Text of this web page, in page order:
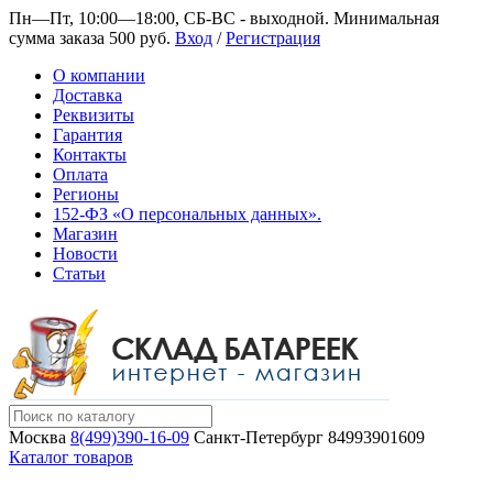
Пн—Пт, 10:00—18:00, СБ-ВС - выходной. Минимальная
сумма заказа 500 руб. Вход /Регистрация
О компании
Доставка
Реквизиты
Гарантия
Контакты
Оплата
Регионы
152-ФЗ «О персональных данных».
Магазин
Новости
Статьи
Москва 8(499)390-16-09 Санкт-Петербург 84993901609
Каталог товаров